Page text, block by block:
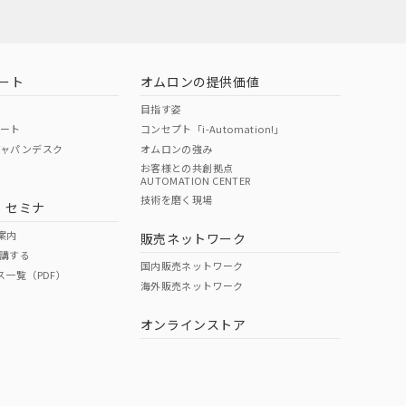
O O
ページへ
ください
ト
ト
パンデスク
セミナ
内
する
覧（PDF）
オムロンの提供価値
目指す姿
コンセプト「i-Automation!」
オムロンの強み
お客様との共創拠点
AUTOMATION CENTER
技術を磨く現場
販売ネットワーク
国内販売ネットワーク
海外販売ネットワーク
オンラインストア